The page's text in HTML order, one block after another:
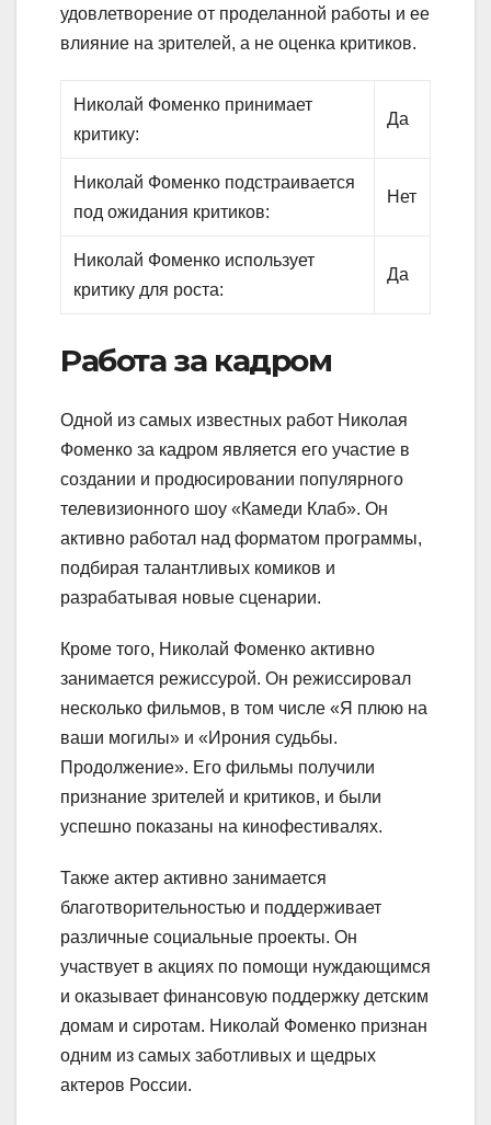
удовлетворение от проделанной работы и ее
влияние на зрителей, а не оценка критиков.
Николай Фоменко принимает
критику:
Да
Николай Фоменко подстраивается
под ожидания критиков:
Нет
Николай Фоменко использует
критику для роста:
Да
Работа за кадром
Одной из самых известных работ Николая
Фоменко за кадром является его участие в
создании и продюсировании популярного
телевизионного шоу «Камеди Клаб». Он
активно работал над форматом программы,
подбирая талантливых комиков и
разрабатывая новые сценарии.
Кроме того, Николай Фоменко активно
занимается режиссурой. Он режиссировал
несколько фильмов, в том числе «Я плюю на
ваши могилы» и «Ирония судьбы.
Продолжение». Его фильмы получили
признание зрителей и критиков, и были
успешно показаны на кинофестивалях.
Также актер активно занимается
благотворительностью и поддерживает
различные социальные проекты. Он
участвует в акциях по помощи нуждающимся
и оказывает финансовую поддержку детским
домам и сиротам. Николай Фоменко признан
одним из самых заботливых и щедрых
актеров России.